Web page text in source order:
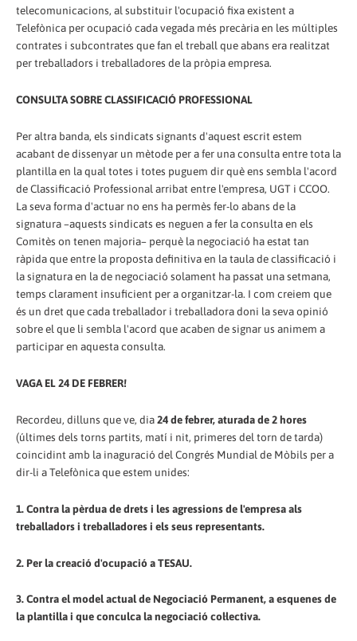
telecomunicacions, al substituir l'ocupació fixa existent a
Telefònica per ocupació cada vegada més precària en les múltiples
contrates i subcontrates que fan el treball que abans era realitzat
per treballadors i treballadores de la pròpia empresa.
CONSULTA SOBRE CLASSIFICACIÓ PROFESSIONAL
Per altra banda, els sindicats signants d'aquest escrit estem
acabant de dissenyar un mètode per a fer una consulta entre tota la
plantilla en la qual totes i totes puguem dir què ens sembla l'acord
de Classificació Professional arribat entre l'empresa, UGT i CCOO.
La seva forma d'actuar no ens ha permès fer-lo abans de la
signatura –aquests sindicats es neguen a fer la consulta en els
Comitès on tenen majoria– perquè la negociació ha estat tan
ràpida que entre la proposta definitiva en la taula de classificació i
la signatura en la de negociació solament ha passat una setmana,
temps clarament insuficient per a organitzar-la. I com creiem que
és un dret que cada treballador i treballadora doni la seva opinió
sobre el que li sembla l'acord que acaben de signar us animem a
participar en aquesta consulta.
VAGA EL 24 DE FEBRER!
Recordeu, dilluns que ve, dia24 de febrer, aturada de 2 hores
(últimes dels torns partits, matí i nit, primeres del torn de tarda)
coincidint amb la inaguració del Congrés Mundial de Mòbils per a
dir-li a Telefònica que estem unides:
1. Contra la pèrdua de drets i les agressions de l'empresa als
treballadors i treballadores i els seus representants.
2. Per la creació d'ocupació a TESAU.
3. Contra el model actual de Negociació Permanent, a esquenes de
la plantilla i que conculca la negociació col·lectiva.